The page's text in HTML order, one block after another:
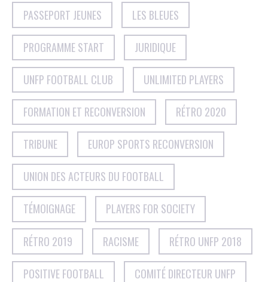
PASSEPORT JEUNES LES BLEUES
PROGRAMME START JURIDIQUE
UNFP FOOTBALL CLUB UNLIMITED PLAYERS
FORMATION ET RECONVERSION RÉTRO 2020
TRIBUNE EUROP SPORTS RECONVERSION
UNION DES ACTEURS DU FOOTBALL
TÉMOIGNAGE PLAYERS FOR SOCIETY
RÉTRO 2019 RACISME RÉTRO UNFP 2018
POSITIVE FOOTBALL COMITÉ DIRECTEUR UNFP